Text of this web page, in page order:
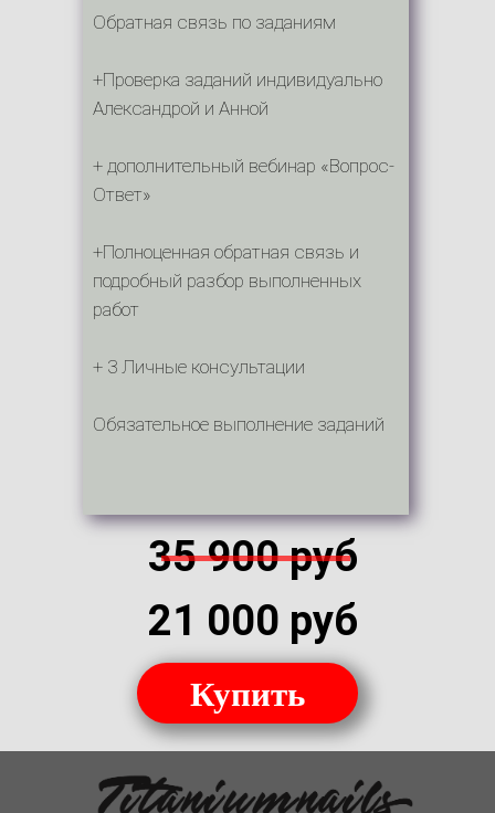
Обратная связь по заданиям
+Проверка заданий индивидуально
Александрой и Анной
+ дополнительный вебинар «Вопрос-
Ответ»
+Полноценная обратная связь и
подробный разбор выполненных
работ
+ 3 Личные консультации
Обязательное выполнение заданий
Купить
35 900 руб
21 000 руб